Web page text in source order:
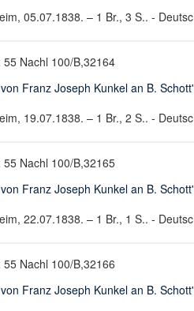
05.07.1838. – 1 Br., 3 S.. -
55 Nachl 100/B,32164
Franz Joseph Kunkel an B.
19.07.1838. – 1 Br., 2 S.. -
55 Nachl 100/B,32165
Franz Joseph Kunkel an B.
22.07.1838. – 1 Br., 1 S.. -
55 Nachl 100/B,32166
Franz Joseph Kunkel an B.